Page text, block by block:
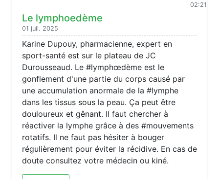
02:21
Le lymphoedème
01 juil. 2025
Karine Dupouy, pharmacienne, expert en
sport-santé est sur le plateau de JC
Durousseaud. Le #lymphœdème est le
gonflement d'une partie du corps causé par
une accumulation anormale de la #lymphe
dans les tissus sous la peau. Ça peut être
douloureux et gênant. Il faut chercher à
réactiver la lymphe grâce à des #mouvements
rotatifs. Il ne faut pas hésiter à bouger
régulièrement pour éviter la récidive. En cas de
doute consultez votre médecin ou kiné.